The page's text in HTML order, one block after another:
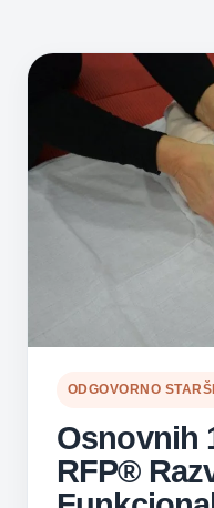
ODGOVORNO
Osnovnih
RFP®